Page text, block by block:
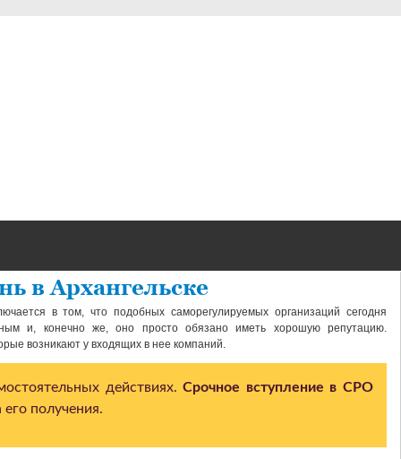
в Архангельске
в том, что подобных саморегулируемых организаций сегодня
и, конечно же, оно просто обязано иметь хорошую репутацию.
возникают у входящих в нее компаний.
действиях.Срочное вступление в СРО
получения.